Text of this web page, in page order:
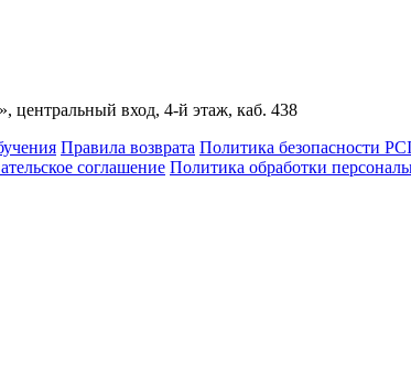
вход, 4-й этаж, каб. 438
Правила возврата Политика безопасности
соглашение Политика обработки